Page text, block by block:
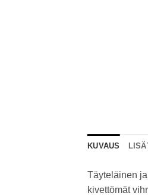
KUVAUS
Täyteläinen
kivettömät